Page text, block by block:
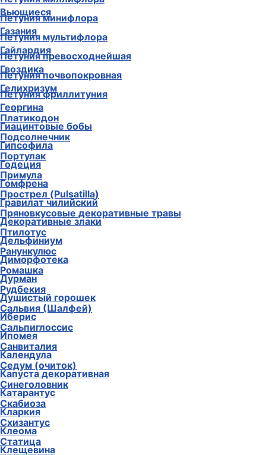
Петуния минифлора
Петуния мультифлора
Петуния превосходнейшая
Петуния почвопокровная
Петуния фриллитуния
Платикодон
Подсолнечник
Портулак
Примула
Прострел (Pulsatilla)
Пряновкусовые декоративные травы
Птилотус
Ранункулюс
Ромашка
Рудбекия
Сальвия (Шалфей)
Сальпиглоссис
Санвиталия
Седум (очиток)
Синеголовник
Скабиоза
Схизантус
Статица
Вьющиеся
Газания
Гайлардия
Гвоздика
Гелихризум
Георгина
Гиацинтовые бобы
Гипсофила
Годеция
Гомфрена
Гравилат чилийский
Декоративные злаки
Дельфиниум
Диморфотека
Дурман
Душистый горошек
Иберис
Ипомея
Календула
Капуста декоративная
Катарантус
Кларкия
Клеома
Клещевина